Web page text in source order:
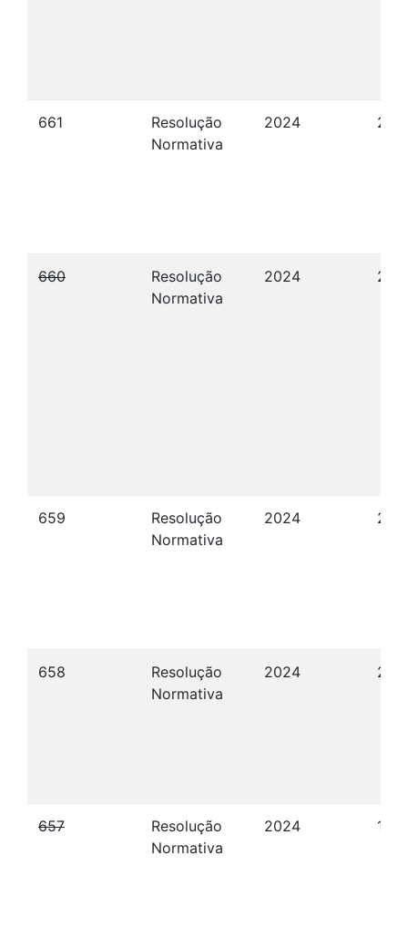
661
Resolução
Normativa
2024 27/
660
Resolução
Normativa
2024 27/
659
Resolução
Normativa
2024 23/
658
Resolução
Normativa
2024 23/
657
Resolução
Normativa
2024 19/